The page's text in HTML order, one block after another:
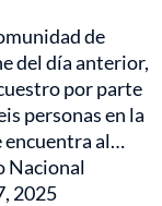
de
del día anterior,
por parte
personas en la
encuentra al…
Nacional
2025